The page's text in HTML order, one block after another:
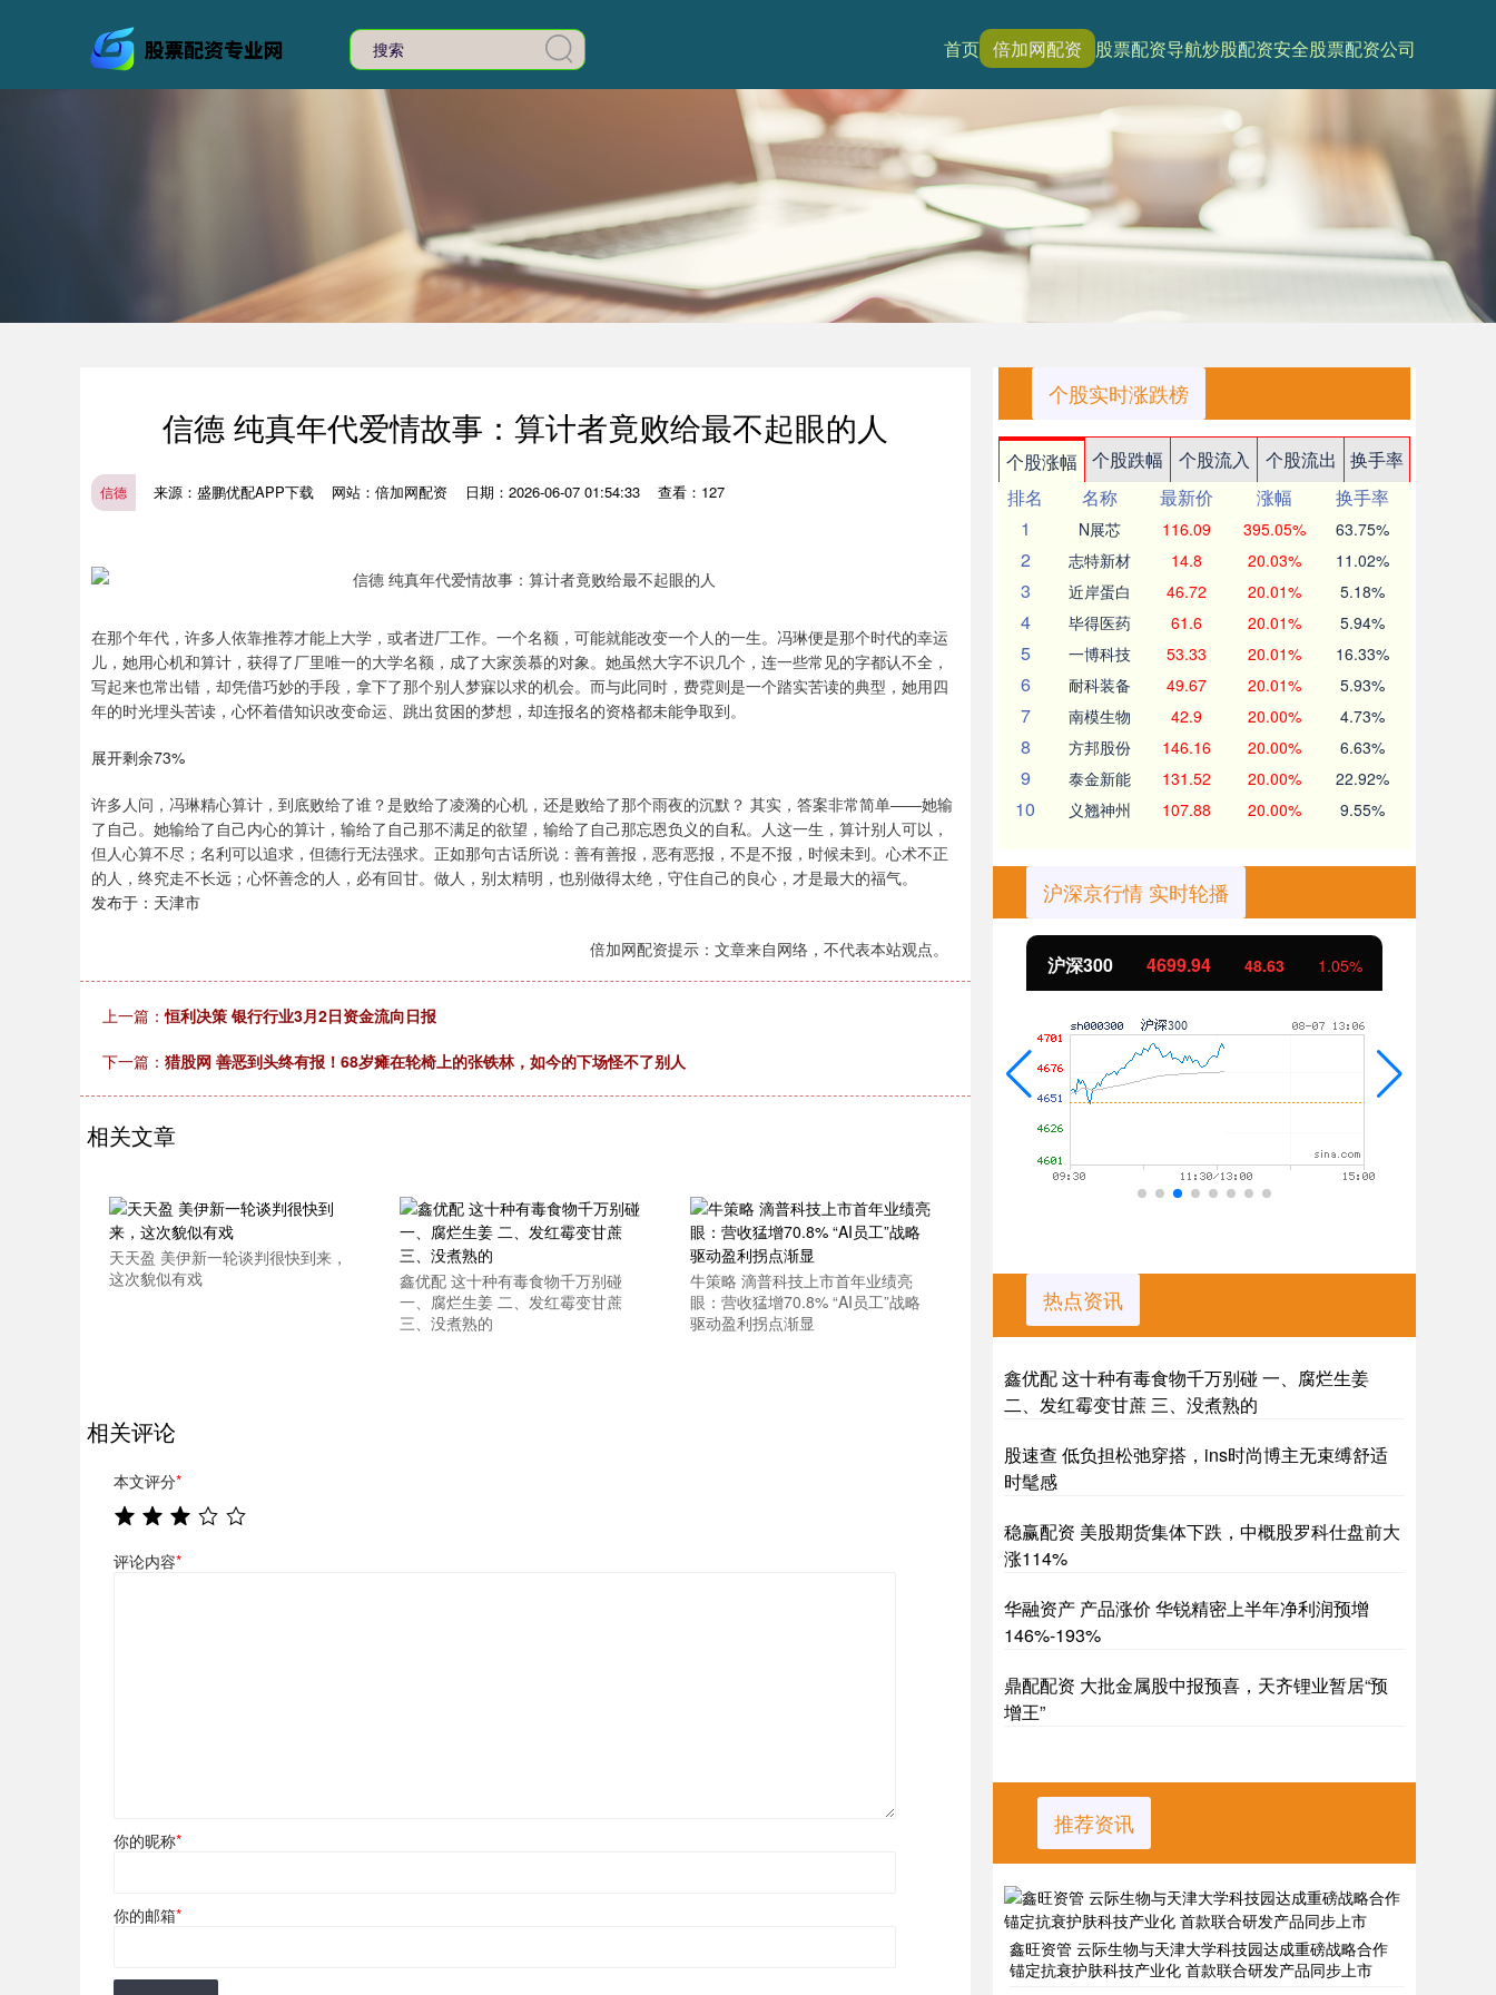
首页 倍加网配资 股票配资导航炒股配资安全股票配资公司
信德 纯真年代爱情故事：算计者竟败给最不起眼的人
信德 来源：盛鹏优配APP下载 网站：倍加网配资 日期：2026-06-07 01:54:33 查看：127
在那个年代，许多人依靠推荐才能上大学，或者进厂工作。一个名额，可能就能改变一个人的一生。冯琳便是那个时代的幸运
儿，她用心机和算计，获得了厂里唯一的大学名额，成了大家羡慕的对象。她虽然大字不识几个，连一些常见的字都认不全，
写起来也常出错，却凭借巧妙的手段，拿下了那个别人梦寐以求的机会。而与此同时，费霓则是一个踏实苦读的典型，她用四
年的时光埋头苦读，心怀着借知识改变命运、跳出贫困的梦想，却连报名的资格都未能争取到。
展开剩余73%
许多人问，冯琳精心算计，到底败给了谁？是败给了凌漪的心机，还是败给了那个雨夜的沉默？ 其实，答案非常简单——她输
了自己。她输给了自己内心的算计，输给了自己那不满足的欲望，输给了自己那忘恩负义的自私。人这一生，算计别人可以，
但人心算不尽；名利可以追求，但德行无法强求。正如那句古话所说：善有善报，恶有恶报，不是不报，时候未到。心术不正
的人，终究走不长远；心怀善念的人，必有回甘。做人，别太精明，也别做得太绝，守住自己的良心，才是最大的福气。
发布于：天津市
倍加网配资提示：文章来自网络，不代表本站观点。
上一篇：恒利决策 银行行业3月2日资金流向日报
下一篇： 猎股网 善恶到头终有报！68岁瘫在轮椅上的张铁林，如今的下场怪不了别人
相关文章
天天盈 美伊新一轮谈判很快到来，
这次貌似有戏
鑫优配 这十种有毒食物千万别碰
一、腐烂生姜 二、发红霉变甘蔗
三、没煮熟的
牛策略 滴普科技上市首年业绩亮
眼：营收猛增70.8% “AI员工”战略
驱动盈利拐点渐显
相关评论
本文评分*
评论内容*
你的昵称*
你的邮箱*
个股实时涨跌榜
个股涨幅 个股跌幅 个股流入 个股流出
换手率
排名
名称 最新价 涨幅
换手率
1
N展芯 116.09 395.05% 63.75%
2 志特新材 14.8 20.03% 11.02%
3 近岸蛋白 46.72 20.01% 5.18%
4 毕得医药 61.6 20.01% 5.94%
5 一博科技 53.33 20.01% 16.33%
6 耐科装备 49.67 20.01% 5.93%
7 南模生物 42.9 20.00% 4.73%
8 方邦股份 146.16 20.00% 6.63%
9 泰金新能 131.52 20.00% 22.92%
10 义翘神州 107.88 20.00% 9.55%
沪深京行情 实时轮播
深证成指 14350.51 沪深300 4699.94 48.63 1.05%
热点资讯
鑫优配 这十种有毒食物千万别碰 一、腐烂生姜
二、发红霉变甘蔗 三、没煮熟的
股速查 低负担松弛穿搭，ins时尚博主无束缚舒适
时髦感
稳赢配资 美股期货集体下跌，中概股罗科仕盘前大
涨114%
华融资产 产品涨价 华锐精密上半年净利润预增
146%-193%
鼎配配资 大批金属股中报预喜，天齐锂业暂居“预
增王”
推荐资讯
鑫旺资管 云际生物与天津大学科技园达成重磅战略合作
锚定抗衰护肤科技产业化 首款联合研发产品同步上市